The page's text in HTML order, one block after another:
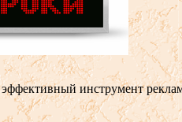
инструмент